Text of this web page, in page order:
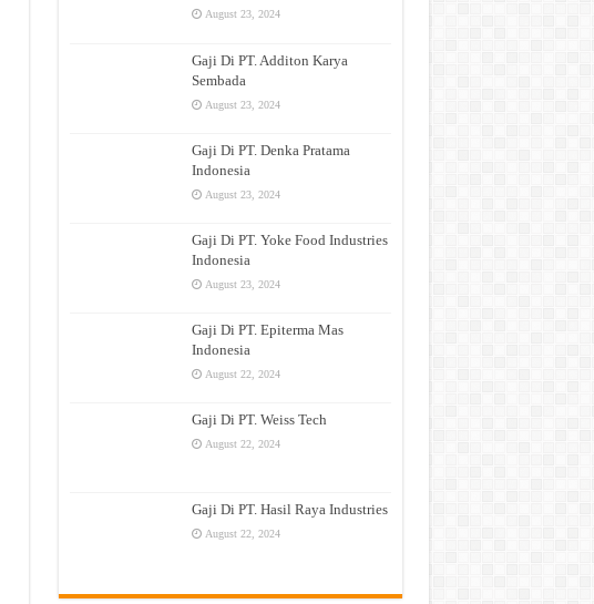
August 23, 2024
Gaji Di PT. Additon Karya
Sembada
August 23, 2024
Gaji Di PT. Denka Pratama
Indonesia
August 23, 2024
Gaji Di PT. Yoke Food Industries
Indonesia
August 23, 2024
Gaji Di PT. Epiterma Mas
Indonesia
August 22, 2024
Gaji Di PT. Weiss Tech
August 22, 2024
Gaji Di PT. Hasil Raya Industries
August 22, 2024